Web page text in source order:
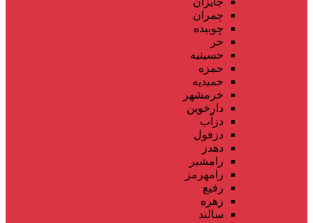
چمران
چوبیده
حر
حسینیه
حمزه
حمیدیه
خرمشهر
دارخوین
دزآب
دزفول
دهدز
رامشیر
رامهرمز
رفیع
زهره
سالند